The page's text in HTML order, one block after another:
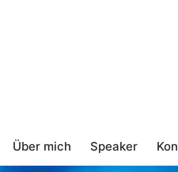
Über mich Speaker